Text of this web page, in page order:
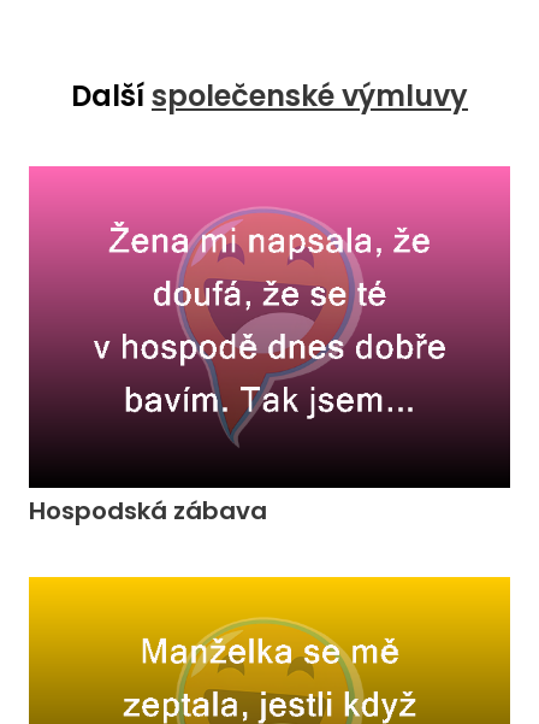
Dalšíspolečenské výmluvy
Hospodská zábava